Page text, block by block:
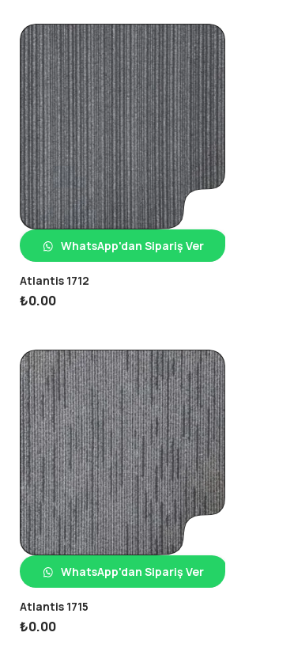
WhatsApp'dan Sipariş Ver
Atlantis 1712
₺0.00
WhatsApp'dan Sipariş Ver
Atlantis 1715
₺0.00